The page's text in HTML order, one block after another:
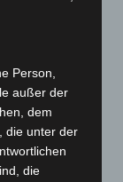
Person,
außer der
dem
die unter der
die